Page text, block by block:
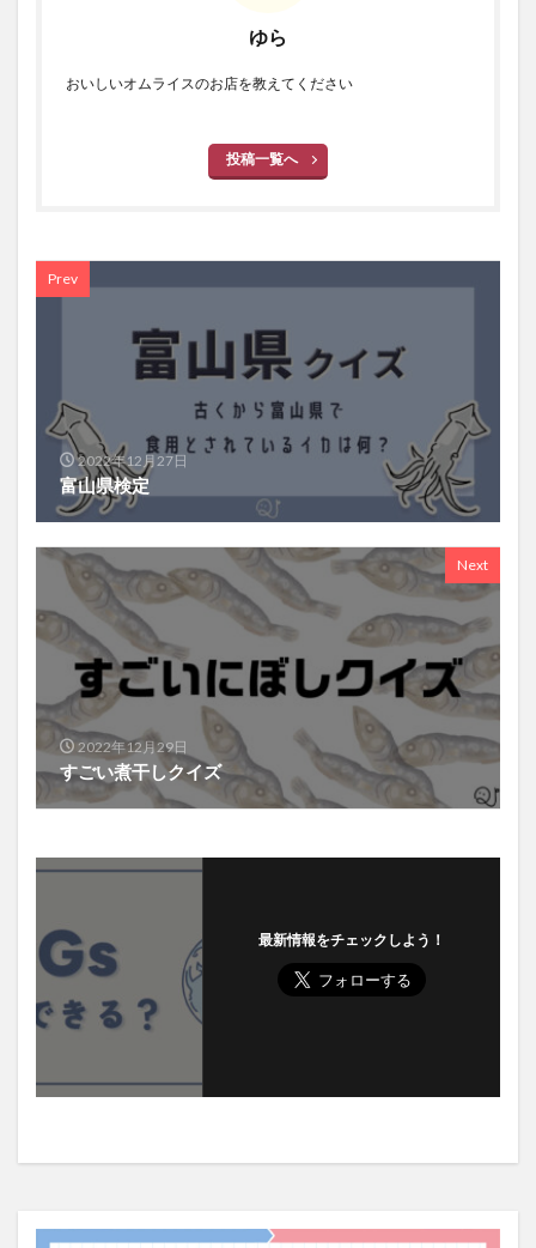
ゆら
おいしいオムライスのお店を教えてください
投稿一覧へ
Prev
2022年12月27日
富山県検定
Next
2022年12月29日
すごい煮干しクイズ
最新情報をチェックしよう！